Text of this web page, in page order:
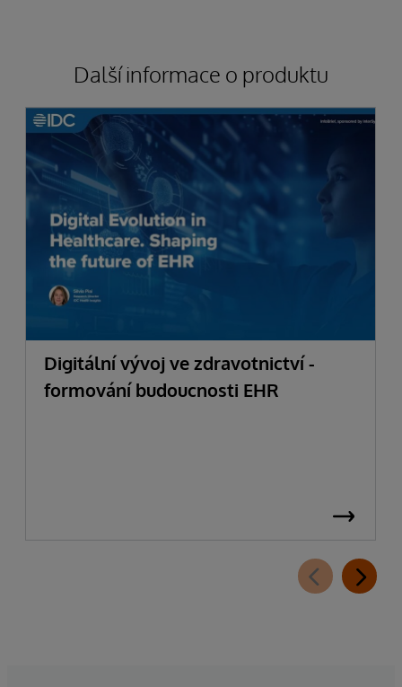
Další informace o produktu
Digitální vývoj ve zdravotnictví -
formování budoucnosti EHR